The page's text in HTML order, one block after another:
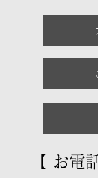
【 お電